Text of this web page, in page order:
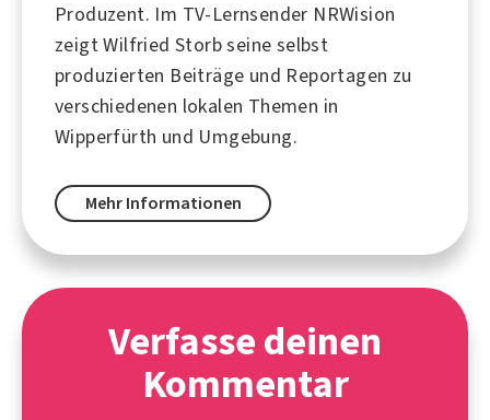
Produzent. Im TV-Lernsender NRWision
zeigt Wilfried Storb seine selbst
produzierten Beiträge und Reportagen zu
verschiedenen lokalen Themen in
Wipperfürth und Umgebung.
Mehr Informationen
Verfasse deinen
Kommentar